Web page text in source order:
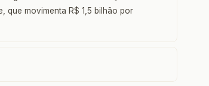
movimenta R$ 1,5 bilhão por